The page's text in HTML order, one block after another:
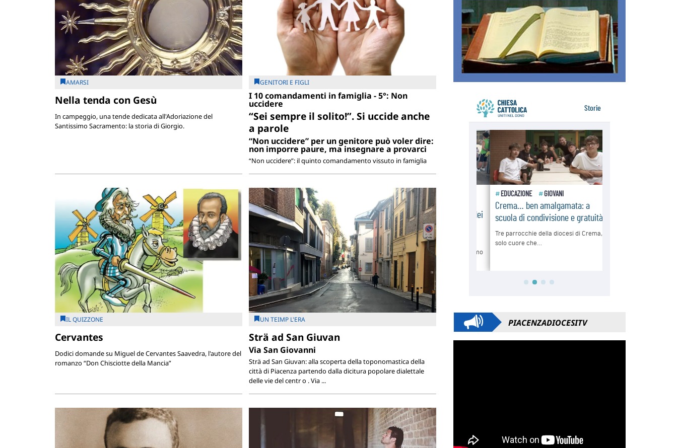
AMARSI
Nella tenda con Gesù
In campeggio, una tende dedicata all'Adoriazione del
Santissimo Sacramento: la storia di Giorgio.
GENITORI E FIGLI
I 10 comandamenti in famiglia - 5°: Non
uccidere
“Sei sempre il solito!”. Si uccide anche
a parole
“Non uccidere” per un genitore può voler dire:
non imporre paure, ma insegnare a provarci
“Non uccidere”: il quinto comandamento vissuto in famiglia
IL QUIZZONE
Cervantes
Dodici domande su Miguel de Cervantes Saavedra, l'autore del
romanzo “Don Chisciotte della Mancia”
UN TEIMP L'ERA
Strä ad San Giuvan
Via San Giovanni
Strä ad San Giuvan: alla scoperta della toponomastica della
città di Piacenza partendo dalla dicitura popolare dialettale
delle vie del centr o . Via ...
PIACENZADIOCESITV